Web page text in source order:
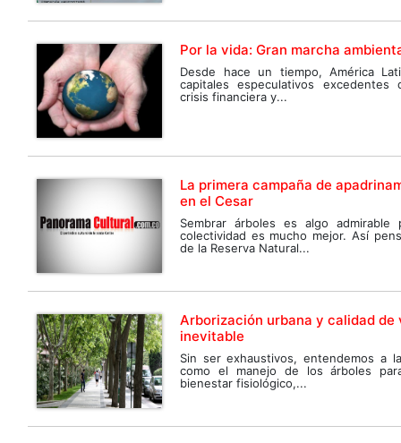
Por la vida: Gran marcha
Desde hace un tiempo, América
capitales especulativos
crisis financiera y...
La primera campaña de
en el Cesar
Sembrar árboles es algo
colectividad es mucho mejor. Así
de la Reserva Natural...
Arborización urbana y calidad de
inevitable
Sin ser exhaustivos, entendemos a
como el manejo de los árboles
bienestar fisiológico,...